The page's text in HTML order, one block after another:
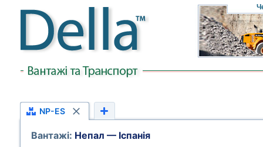
NP-ES
Вантажі: Непал — Іспанія